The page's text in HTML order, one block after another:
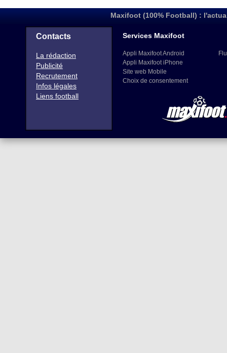
Maxifoot (100% Football) :
Contacts
La rédaction
Publicité
Recrutement
Infos légales
Liens football
Services Maxifoot
Appli Maxifoot Android
Appli Maxifoot iPhone
Site web Mobile
Choix de consentement